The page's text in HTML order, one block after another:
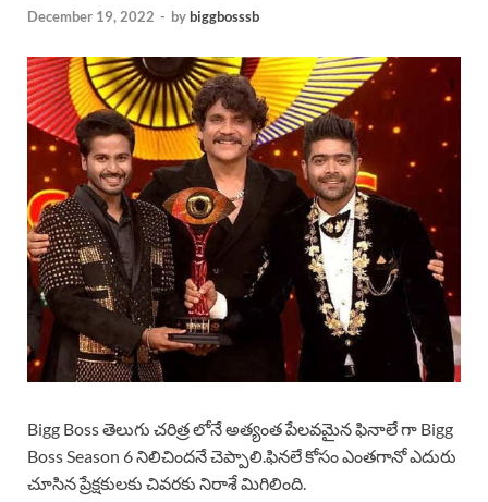
December 19, 2022 - bybiggbosssb
Bigg Boss తెలుగు చరిత్ర లోనే అత్యంత పేలవమైన ఫినాలే గా Bigg
Boss Season 6 నిలిచిందనే చెప్పాలి.ఫినలే కోసం ఎంతగానో ఎదురు
చూసిన ప్రేక్షకులకు చివరకు నిరాశే మిగిలింది.